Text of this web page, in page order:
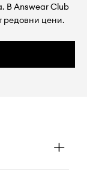
В Answear Club
редовни цени.